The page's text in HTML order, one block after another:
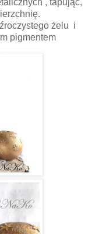
, tapując,
żelu i
pigmentem